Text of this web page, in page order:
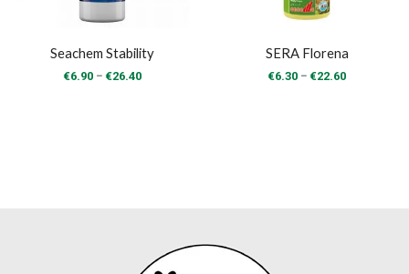
Seachem Stability
€6.90 – €26.40Price
SERA Florena
€6.30 – €22.60Price